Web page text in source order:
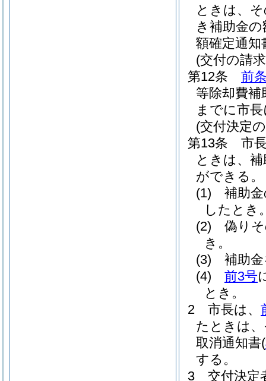
ときは、
き補助金
額確定通知
(交付の請
第12条
前
等除却費補
までに市
(交付決定
第13条
市
ときは、
ができる。
(1)
補助
したとき
(2)
偽り
き。
(3)
補助
(4)
前3号
とき。
2
市長は、
たときは
取消通知書(
する。
3
交付決定